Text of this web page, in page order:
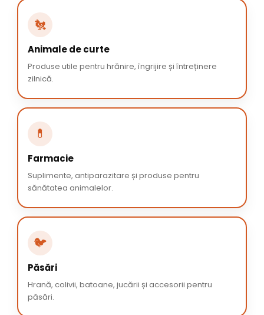
🐔
Animale de curte
Produse utile pentru hrănire, îngrijire și întreținere
zilnică.
💊
Farmacie
Suplimente, antiparazitare și produse pentru
sănătatea animalelor.
🐦
Păsări
Hrană, colivii, batoane, jucării și accesorii pentru
păsări.